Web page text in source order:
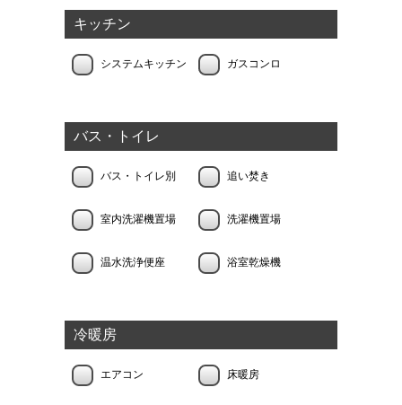
キッチン
システムキッチン ガスコンロ
バス・トイレ
バス・トイレ別 追い焚き
室内洗濯機置場 洗濯機置場
温水洗浄便座 浴室乾燥機
冷暖房
エアコン 床暖房